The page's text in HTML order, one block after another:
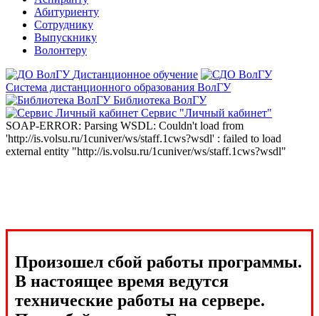
Абитуриенту
Сотруднику
Выпускнику
Волонтеру
Дистанционное обучение
Система дистанционного образования ВолГУ
Библиотека ВолГУ
Сервис "Личный кабинет"
SOAP-ERROR: Parsing WSDL: Couldn't load from
'http://is.volsu.ru/1cuniver/ws/staff.1cws?wsdl' : failed to load
external entity "http://is.volsu.ru/1cuniver/ws/staff.1cws?wsdl"
Произошел сбой работы программы.
В настоящее время ведутся
технические работы на сервере.